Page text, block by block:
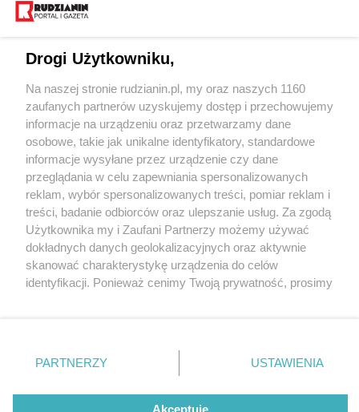
1 / 0
Wydawca mediów
Nie zapomnij
zapoznać się z:
polityką prywatności regulamin korzystania z portali
Twojemiasto
Piekary Śląskie
Chorzów
Tarnowskie Góry
Gliwice
Skontakuj sięz nami
Kontakt
Wydawca
Redakcja
Drogi Użytkowniku,
Na naszej stronie rudzianin.pl, my oraz naszych 1160
zaufanych partnerów uzyskujemy dostęp i przechowujemy
informacje na urządzeniu oraz przetwarzamy dane
osobowe, takie jak unikalne identyfikatory, standardowe
informacje wysyłane przez urządzenie czy dane
przeglądania w celu zapewniania spersonalizowanych
reklam, wybór spersonalizowanych treści, pomiar reklam i
treści, badanie odbiorców oraz ulepszanie usług. Za zgodą
Użytkownika my i Zaufani Partnerzy możemy używać
dokładnych danych geolokalizacyjnych oraz aktywnie
skanować charakterystykę urządzenia do celów
identyfikacji. Ponieważ cenimy Twoją prywatność, prosimy
prywatności znajdujący się w lewym dolnym rogu strony
. Niektóre rodzaje przetwarzania danych nie wymagają
zgody użytkownika, ale masz prawo sprzeciwić się
takiemu przetwarzaniu. Preferencje będą miały
PARTNERZY USTAWIENIA
Akceptuję